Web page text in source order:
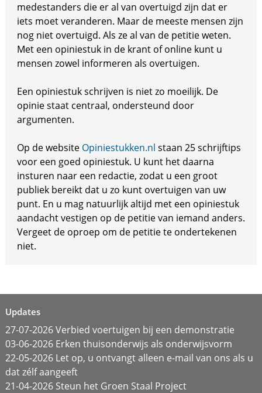
medestanders die er al van overtuigd zijn dat er
iets moet veranderen. Maar de meeste mensen zijn
nog niet overtuigd. Als ze al van de petitie weten.
Met een opiniestuk in de krant of online kunt u
mensen zowel informeren als overtuigen.
Een opiniestuk schrijven is niet zo moeilijk. De
opinie staat centraal, ondersteund door
argumenten.
Op de website Opiniestukken.nl staan 25 schrijftips
voor een goed opiniestuk. U kunt het daarna
insturen naar een redactie, zodat u een groot
publiek bereikt dat u zo kunt overtuigen van uw
punt. En u mag natuurlijk altijd met een opiniestuk
aandacht vestigen op de petitie van iemand anders.
Vergeet de oproep om de petitie te ondertekenen
niet.
Updates
27-07-2026 Verbied voertuigen bij een demonstratie
03-06-2026 Erken thuisonderwijs als onderwijsvorm
22-05-2026 Let op, u ontvangt alleen e-mail van ons als u
dat zélf aangeeft
21-04-2026 Steun het Groen Staal Project